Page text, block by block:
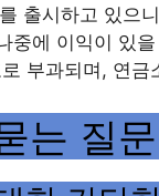
출시하고 있으
중에 이익이 있
부과되며, 연
는 질문